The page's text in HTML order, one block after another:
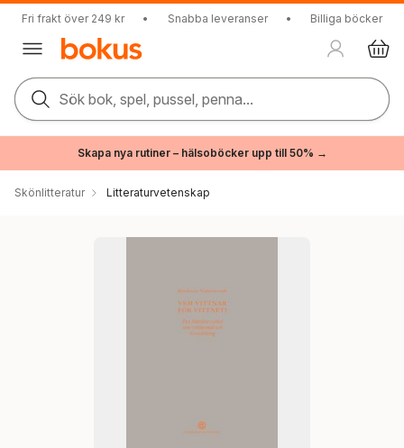
Fri frakt över 249 kr • Snabba leveranser • Billiga böcker
Sök bok, spel, pussel, penna...
Skapa nya rutiner – hälsoböcker upp till 50% →
Skönlitteratur Litteraturvetenskap